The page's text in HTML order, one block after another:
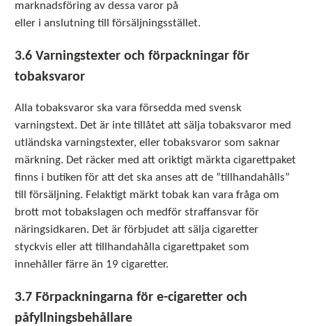
marknadsföring av dessa varor på
eller i anslutning till försäljningsstället.
3.6 Varningstexter och förpackningar för
tobaksvaror
Alla tobaksvaror ska vara försedda med svensk
varningstext. Det är inte tillåtet att sälja tobaksvaror med
utländska varningstexter, eller tobaksvaror som saknar
märkning. Det räcker med att oriktigt märkta cigarettpaket
finns i butiken för att det ska anses att de ”tillhandahålls”
till försäljning. Felaktigt märkt tobak kan vara fråga om
brott mot tobakslagen och medför straffansvar för
näringsidkaren. Det är förbjudet att sälja cigaretter
styckvis eller att tillhandahålla cigarettpaket som
innehåller färre än 19 cigaretter.
3.7 Förpackningarna för e-cigaretter och
påfyllningsbehållare